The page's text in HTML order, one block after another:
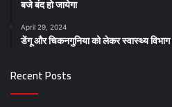
बजे बंद हो जायेगा
April 29, 2024
डेंगू और चिकनगुनिया को लेकर स्वास्थ्य
Recent Posts